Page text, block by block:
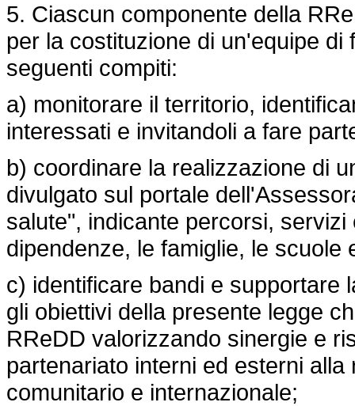
5. Ciascun componente della
per la costituzione di un'equipe
seguenti compiti:
a) monitorare il territorio,
interessati e invitandoli a fare
b) coordinare la realizzazione di
divulgato sul portale
salute", indicante percorsi,
dipendenze, le famiglie, le
c) identificare bandi e supportare
gli obiettivi della presente legge
RReDD valorizzando sinergie e
partenariato interni ed esterni
comunitario e internazionale;